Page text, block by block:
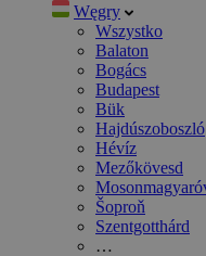
Węgry
Wszystko
Balaton
Bogács
Budapest
Bük
Hajdúszoboszló
Hévíz
Mezőkövesd
Šoproň
Szentgotthárd
…